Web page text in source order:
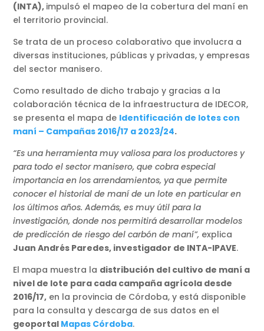
(INTA), impulsó el mapeo de la cobertura del maní en
el territorio provincial.
Se trata de un proceso colaborativo que involucra a
diversas instituciones, públicas y privadas, y empresas
del sector manisero.
Como resultado de dicho trabajo y gracias a la
colaboración técnica de la infraestructura de IDECOR,
se presenta el mapa de Identificación de lotes con
maní – Campañas 2016/17 a 2023/24.
“Es una herramienta muy valiosa para los productores y
para todo el sector manisero, que cobra especial
importancia en los arrendamientos, ya que permite
conocer el historial de maní de un lote en particular en
los últimos años. Además, es muy útil para la
investigación, donde nos permitirá desarrollar modelos
de predicción de riesgo del carbón de maní”, explica
Juan Andrés Paredes, investigador de INTA-IPAVE.
El mapa muestra la distribución del cultivo de maní a
nivel de lote para cada campaña agrícola desde
2016/17, en la provincia de Córdoba, y está disponible
para la consulta y descarga de sus datos en el
geoportal Mapas Córdoba.